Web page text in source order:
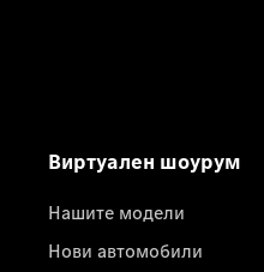
Виртуален шоурум
Нашите модели
Нови автомобили